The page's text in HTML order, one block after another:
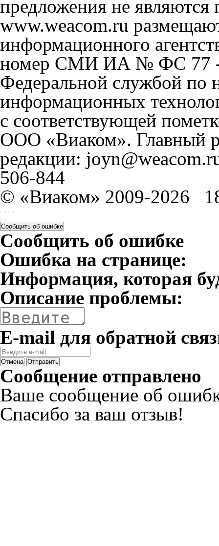
предложения не
www.weacom.ru
информационного
номер СМИ ИА № ФС 77 -
Федеральной службой по
информационных
с соответствующей
ООО «Виаком». Главный
редакции:
506-844
© «Виаком» 2009-2026
Сообщить об ошибке
Сообщить об ошибке
Ошибка на странице:
Информация, которая
Описание проблемы:
E-mail для обратной
Отмена Отправить
Сообщение отправлено
Ваше сообщение об
Спасибо за ваш отзыв!